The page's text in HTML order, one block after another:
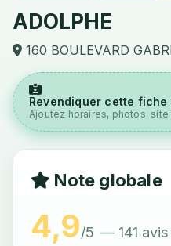
ADOLPHE
160 BOULEVARD
Revendiquer cette
Ajoutez horaires, photos,
Note globale
4,9/5 — 141